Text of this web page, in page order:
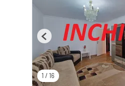
1 / 16
Previous